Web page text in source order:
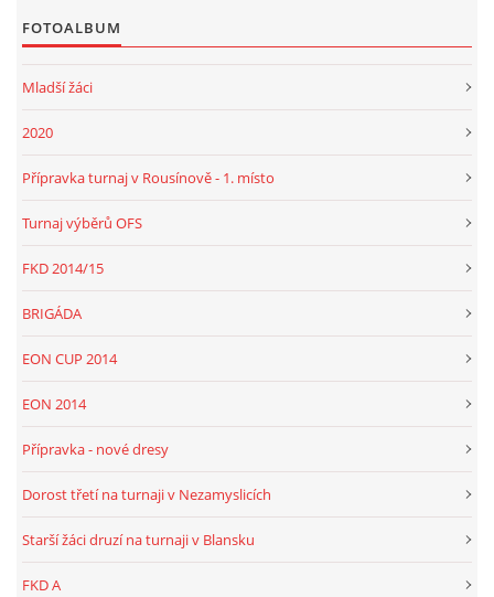
© 2026 eStránky.cz |RSS
FOTOALBUM
Mladší žáci
2020
Přípravka turnaj v Rousínově - 1. místo
Turnaj výběrů OFS
FKD 2014/15
BRIGÁDA
EON CUP 2014
EON 2014
Přípravka - nové dresy
Dorost třetí na turnaji v Nezamyslicích
Starší žáci druzí na turnaji v Blansku
FKD A